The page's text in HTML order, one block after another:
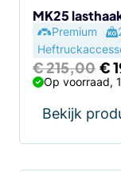
MK25
Premium
€215,00
was:
€
€
Op voorraad,
Bekijk